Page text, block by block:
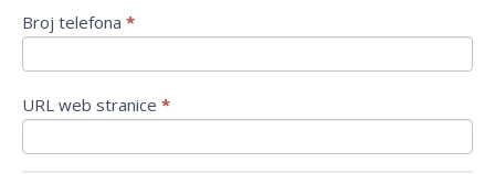
Broj telefona *
URL web stranice *